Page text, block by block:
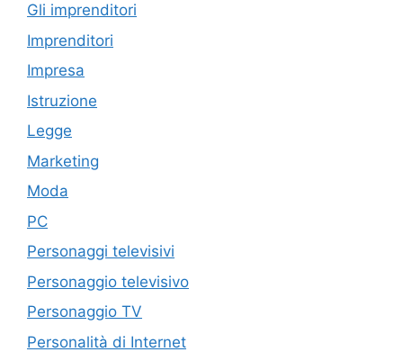
Gli imprenditori
Imprenditori
Impresa
Istruzione
Legge
Marketing
Moda
PC
Personaggi televisivi
Personaggio televisivo
Personaggio TV
Personalità di Internet